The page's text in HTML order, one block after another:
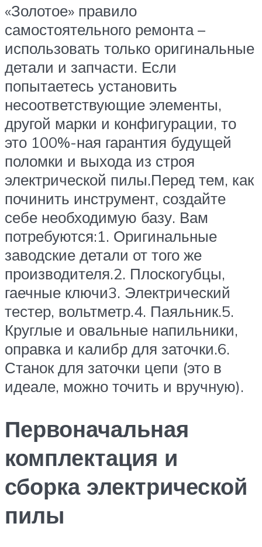
«Золотое» правило
самостоятельного ремонта –
использовать только оригинальные
детали и запчасти. Если
попытаетесь установить
несоответствующие элементы,
другой марки и конфигурации, то
это 100%-ная гарантия будущей
поломки и выхода из строя
электрической пилы.Перед тем, как
починить инструмент, создайте
себе необходимую базу. Вам
потребуются:1. Оригинальные
заводские детали от того же
производителя.2. Плоскогубцы,
гаечные ключи3. Электрический
тестер, вольтметр.4. Паяльник.5.
Круглые и овальные напильники,
оправка и калибр для заточки.6.
Станок для заточки цепи (это в
идеале, можно точить и вручную).
Первоначальная
комплектация и
сборка электрической
пилы